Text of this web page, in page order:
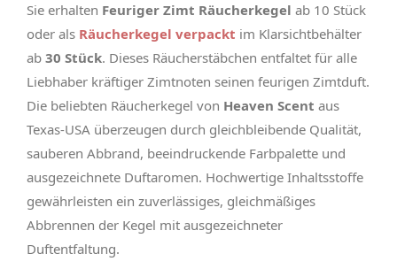
Sie erhalten Feuriger Zimt Räucherkegel ab 10 Stück
oder als Räucherkegel verpackt im Klarsichtbehälter
ab 30 Stück. Dieses Räucherstäbchen entfaltet für alle
Liebhaber kräftiger Zimtnoten seinen feurigen Zimtduft.
Die beliebten Räucherkegel von Heaven Scent aus
Texas-USA überzeugen durch gleichbleibende Qualität,
sauberen Abbrand, beeindruckende Farbpalette und
ausgezeichnete Duftaromen. Hochwertige Inhaltsstoffe
gewährleisten ein zuverlässiges, gleichmäßiges
Abbrennen der Kegel mit ausgezeichneter
Duftentfaltung.